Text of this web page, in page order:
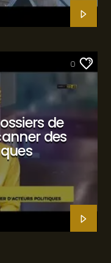
0
de
des